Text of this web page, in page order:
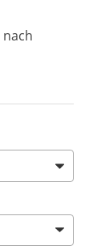
nach